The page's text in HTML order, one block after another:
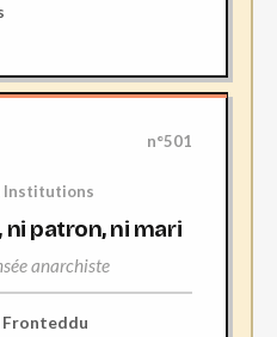
n°501
Institutions
ni patron, ni mari
anarchiste
Fronteddu